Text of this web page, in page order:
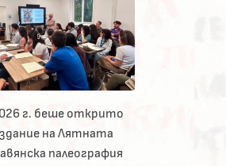
г. беше открито
на Лятната
палеография